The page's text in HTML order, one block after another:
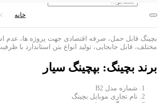
خانه
بچینگ قابل حمل، صرفه اقتصادی جهت پروژه ها، عدم
مختلف، قابل جابجایی، تولید انواع بتن استاندارد با ظرفیت
برند بچینگ: بپچینگ سیار
شماره مدل B2
نام تجاری موبایل بچینگ